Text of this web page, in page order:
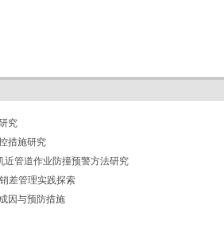
究
措施研究
近管道作业防撞预警方法研究
差管理实践探索
因与预防措施